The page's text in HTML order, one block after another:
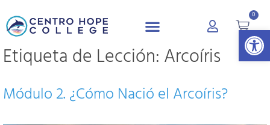
Abrir
0
Etiqueta de Lección: Arcoíris
Módulo 2. ¿Cómo Nació el Arcoíris?